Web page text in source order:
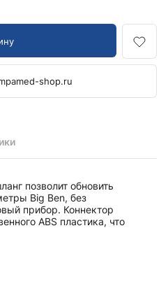
позволит обновить
Big Ben, без
прибор. Коннектор
ABS пластика, что
shop.ru